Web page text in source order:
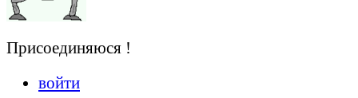
Присоединяюся !
войти